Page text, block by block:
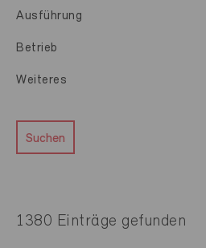
Ausführung
Betrieb
Weiteres
Suchen
1380 Einträge gefunden